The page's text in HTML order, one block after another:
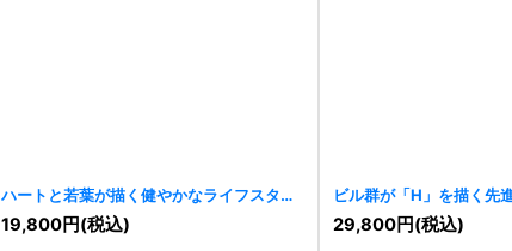
ハートと若葉が描く健やかなライフスタイ
ルのロゴ [11438 ]
19,800円(税込)
ビル群が「H」を描く先
ロゴ[11432]
29,800円(税込)